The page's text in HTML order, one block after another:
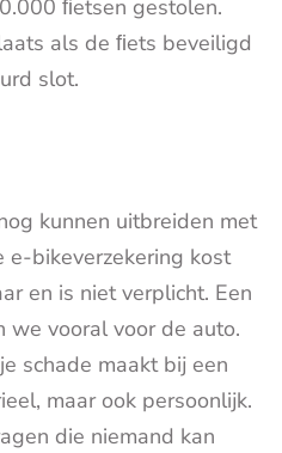
ﬁetsen gestolen.
als de ﬁets beveiligd
slot.
kunnen uitbreiden met
e-bikeverzekering kost
en is niet verplicht. Een
we vooral voor de auto.
schade maakt bij een
maar ook persoonlijk.
die niemand kan